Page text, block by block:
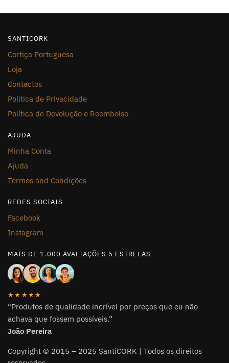
SANTICORK
Cortiça Portuguesa
Loja
Contactos
Politica de Privacidade
Política de Devolução e Reembolso
AJUDA
Minha Conta
Ajuda
Termos and Condições
REDES SOCIAIS
Facebook
Instagram
MAIS DE 1.000 AVALIAÇÕES 5 ESTRELAS
★★★★★
“Produtos de qualidade incrível por preços que eu não
achava que fossem possíveis.”
João Pereira
Copyright © 2015 – 2025 SantiCORK | Todos os direitos